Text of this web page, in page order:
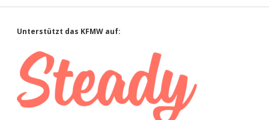
Sidebar
Unterstützt das KFMW auf: